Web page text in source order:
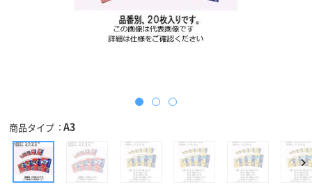
商品タイプ A3